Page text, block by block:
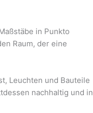
in Punkto
Raum, der eine
Leuchten und Bauteile
nachhaltig und in